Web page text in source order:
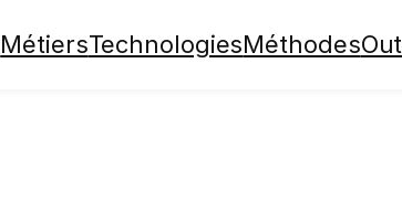
MétiersTechnologiesMéthodes